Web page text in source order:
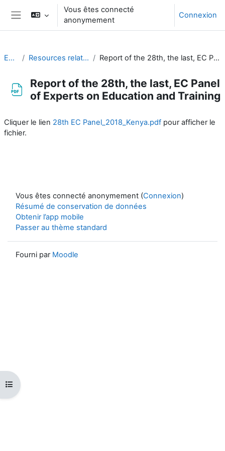
Passer au contenu principal
Panneau latéral
Vous êtes connecté
anonymement
Connexion
Ouvrir l’index du cours
EC-CDP Resources related to the work of CDP Report of the 28th, the last, EC Panel of Experts on Education and Training
Report of the 28th, the last, EC Panel
of Experts on Education and Training
Cliquer le lien 28th EC Panel_2018_Kenya.pdf pour afficher le
fichier.
Vous êtes connecté anonymement (Connexion)
Résumé de conservation de données
Obtenir l’app mobile
Passer au thème standard
Fourni par Moodle